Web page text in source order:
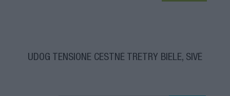
UDOG TENSIONE CESTNÉ TRETRY BIELE, SIVÉ